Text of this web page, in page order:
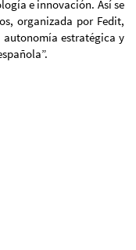
e innovación. Así se
organizada por Fedit,
autonomía estratégica y